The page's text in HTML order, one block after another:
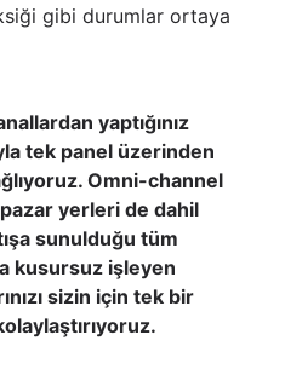
gibi durumlar ortaya
yaptığınız
tek panel üzerinden
Omni-channel
yerleri de dahil
sunulduğu tüm
kusursuz işleyen
sizin için tek bir